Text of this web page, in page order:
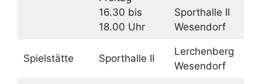
16.30 bis
18.00 Uhr
Sporthalle II
Wesendorf
Spielstätte Sporthalle II
Lerchenberg
Wesendorf